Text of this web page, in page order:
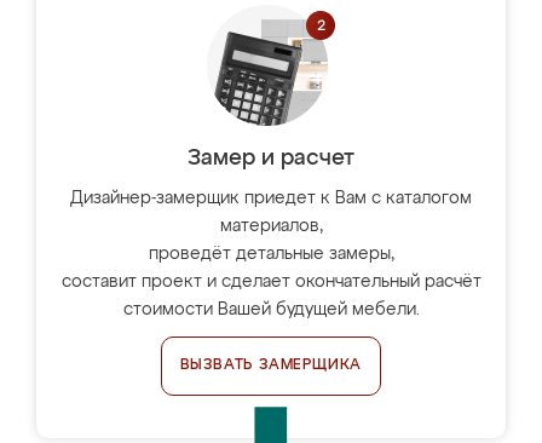
Замер и расчет
Дизайнер-замерщик приедет к Вам с каталогом
материалов,
проведёт детальные замеры,
составит проект и сделает окончательный расчёт
стоимости Вашей будущей мебели.
ВЫЗВАТЬ ЗАМЕРЩИКА